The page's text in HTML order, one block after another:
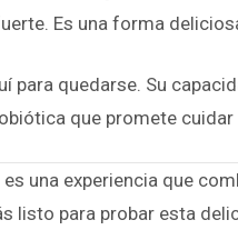
Es una forma
para quedarse. Su
que promete
una experiencia que
listo para probar esta